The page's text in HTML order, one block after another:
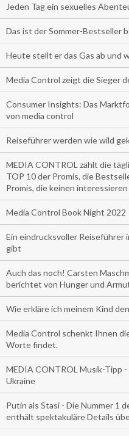
Jeden Tag ein sexuelles
Das ist der Sommer-Bestseller
Heute stellt er das Gas ab und
Media Control zeigt die Sieger
Consumer Insights: Das
von media control
Reiseführer werden wie wild
MEDIA CONTROL zählt die
TOP 10 der Promis, die
Promis, die keinen interessieren
Media Control Book Night 2022
Ein eindrucksvoller Reiseführer
gibt
Auch das noch! Carsten
berichtet von Hunger und
Wie erkläre ich meinem Kind
Media Control schenkt Ihnen
Worte findet.
MEDIA CONTROL Musik-Tipp
Ukraine
Putin als Stasi - Die Nummer 1
enthält spektakuläre Details